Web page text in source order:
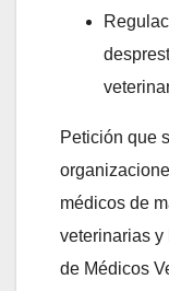
Petición que
médicos de
veterinarias
de Médicos